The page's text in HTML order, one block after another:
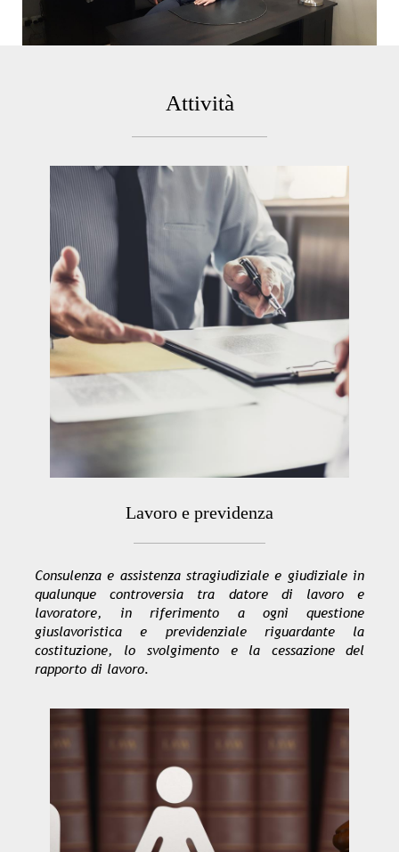
Attività
Lavoro e previdenza
Consulenza e assistenza stragiudiziale e giudiziale in
qualunque controversia tra datore di lavoro e
lavoratore, in riferimento a ogni questione
giuslavoristica e previdenziale riguardante la
costituzione, lo svolgimento e la cessazione del
rapporto di lavoro.